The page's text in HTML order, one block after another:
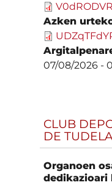
Azken
07/08/2026 -
CLUB
DE TUDELA
Organoen
dedikazioari